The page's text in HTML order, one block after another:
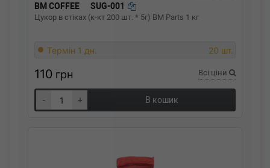
BM COFFEE SUG-001
Цукор в стіках (к-кт 200 шт. * 5г) BM Parts 1 кг
Термін 1 дн. 20 шт.
110 грн Всі ціни
- + В кошик